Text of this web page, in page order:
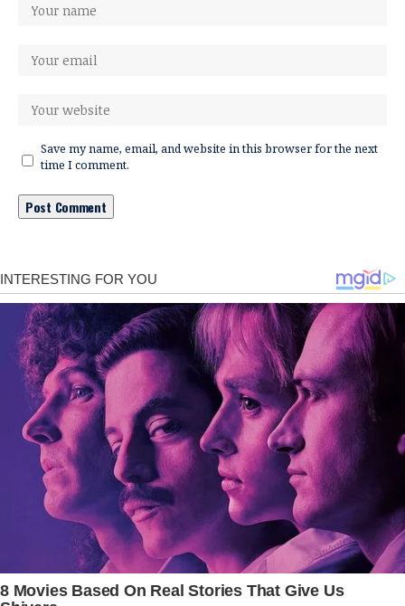
Save my name, email, and website in this browser for the next
time I comment.